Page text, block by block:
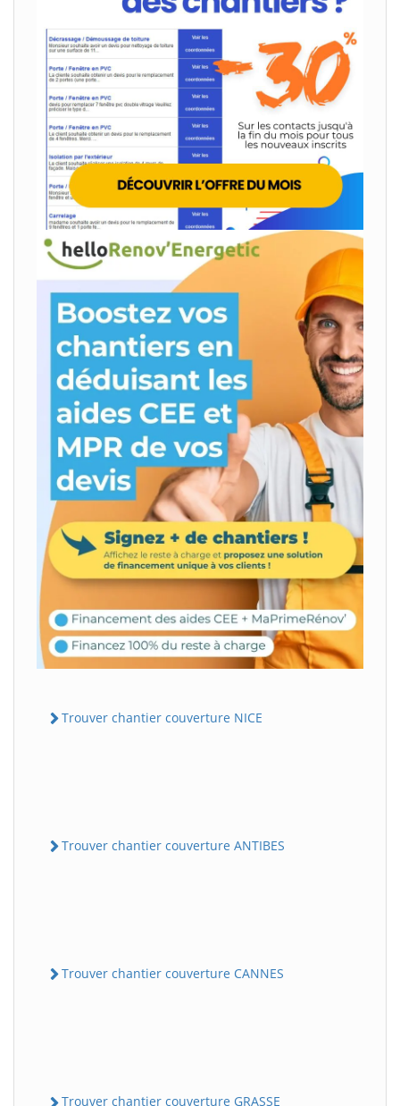
Trouver chantier couverture NICE
Trouver chantier couverture ANTIBES
Trouver chantier couverture CANNES
Trouver chantier couverture GRASSE